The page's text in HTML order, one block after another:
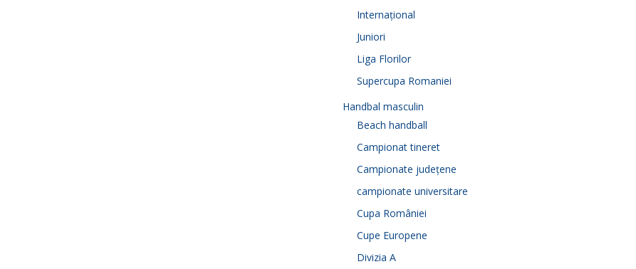
Internațional
Juniori
Liga Florilor
Supercupa Romaniei
Handbal masculin
Beach handball
Campionat tineret
Campionate județene
campionate universitare
Cupa României
Cupe Europene
Divizia A